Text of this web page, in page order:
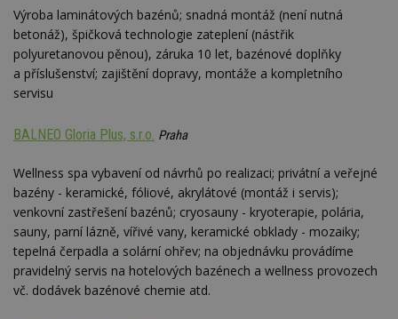
Výroba laminátových bazénů; snadná montáž (není nutná
betonáž), špičková technologie zateplení (nástřik
polyuretanovou pěnou), záruka 10 let, bazénové doplňky
a příslušenství; zajištění dopravy, montáže a kompletního
servisu
BALNEO Gloria Plus, s.r.o. Praha
Wellness spa vybavení od návrhů po realizaci; privátní a veřejné
bazény - keramické, fóliové, akrylátové (montáž i servis);
venkovní zastřešení bazénů; cryosauny - kryoterapie, polária,
sauny, parní lázně, vířivé vany, keramické obklady - mozaiky;
tepelná čerpadla a solární ohřev; na objednávku provádíme
pravidelný servis na hotelových bazénech a wellness provozech
vč. dodávek bazénové chemie atd.